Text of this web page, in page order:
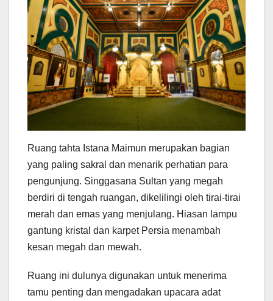
Ruang tahta Istana Maimun merupakan bagian
yang paling sakral dan menarik perhatian para
pengunjung. Singgasana Sultan yang megah
berdiri di tengah ruangan, dikelilingi oleh tirai-tirai
merah dan emas yang menjulang. Hiasan lampu
gantung kristal dan karpet Persia menambah
kesan megah dan mewah.
Ruang ini dulunya digunakan untuk menerima
tamu penting dan mengadakan upacara adat